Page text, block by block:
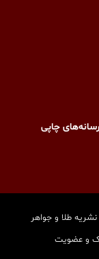
چاپی
نشریه طلا و جواهر
و عضویت